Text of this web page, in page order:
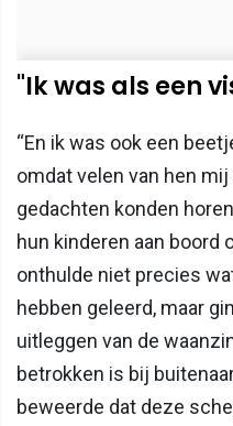
"Ik was als een
“En ik was ook een
omdat velen van hen
gedachten konden
hun kinderen aan boord
onthulde niet precies
hebben geleerd, maar
uitleggen van de
betrokken is bij
beweerde dat deze